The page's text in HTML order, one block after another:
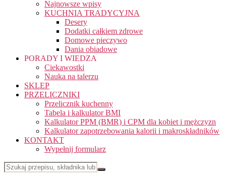
Najnowsze wpisy
KUCHNIA TRADYCYJNA
Desery
Dodatki całkiem zdrowe
Domowe pieczywo
Dania obiadowe
PORADY I WIEDZA
Ciekawostki
Nauka na talerzu
SKLEP
PRZELICZNIKI
Przelicznik kuchenny
Tabela i kalkulator BMI
Kalkulator PPM (BMR) i CPM dla kobiet i mężczyzn
Kalkulator zapotrzebowania kalorii i makroskładników
KONTAKT
Wypełnij formularz